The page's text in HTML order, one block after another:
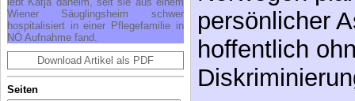
Wiener Säuglingsheim schwer
hospitalisiert in einer Pflegefamilie in
NÖ Aufnahme fand.
Download Artikel als PDF
Seiten
persönlicher
hoffentlich